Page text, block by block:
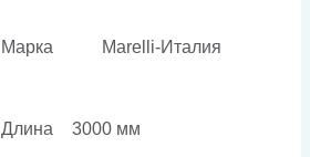
Марка Marelli-Италия
Длина 3000 мм